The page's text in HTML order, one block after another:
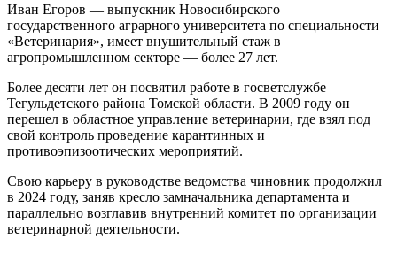
Иван Егоров — выпускник Новосибирского
государственного аграрного университета по специальности
«Ветеринария», имеет внушительный стаж в
агропромышленном секторе — более 27 лет.
Более десяти лет он посвятил работе в госветслужбе
Тегульдетского района Томской области. В 2009 году он
перешел в областное управление ветеринарии, где взял под
свой контроль проведение карантинных и
противоэпизоотических мероприятий.
Свою карьеру в руководстве ведомства чиновник продолжил
в 2024 году, заняв кресло замначальника департамента и
параллельно возглавив внутренний комитет по организации
ветеринарной деятельности.